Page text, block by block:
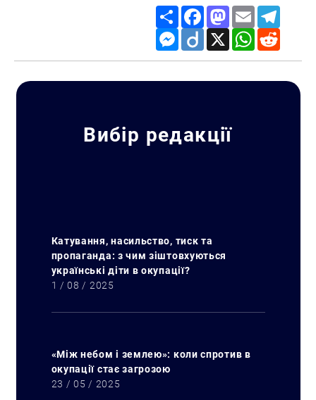
Share FacebookMastodon
Email
Messenger
Diigo X WhatsApp
Вибір редакції
Катування, насильство, тиск та
пропаганда: з чим зіштовхуються
українські діти в окупації?
1 / 08 / 2025
«Між небом і землею»: коли спротив в
окупації стає загрозою
23 / 05 / 2025